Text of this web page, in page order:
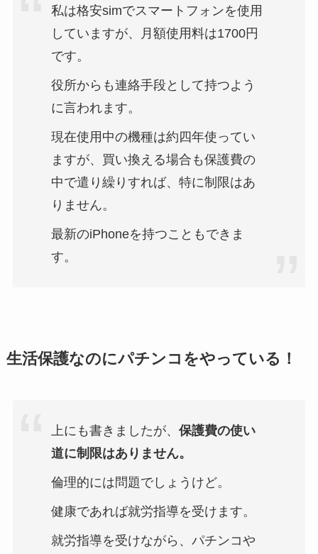
私は格安simでスマートフォンを使用
していますが、月額使用料は1700円
です。
役所からも連絡手段として持つよう
に言われます。
現在使用中の機種は約四年使ってい
ますが、買い換える場合も保護費の
中で遣り繰りすれば、特に制限はあ
りません。
最新のiPhoneを持つこともできま
す。
生活保護なのにパチンコをやっている！
上にも書きましたが、 保護費の使い
道に制限はありません。
倫理的には問題でしょうけど。
健康であれば就労指導を受けます。
就労指導を受けながら、パチンコや